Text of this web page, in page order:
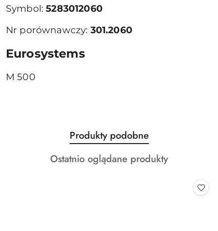
Symbol:5283012060
Nr porównawczy: 301.2060
Eurosystems
M 500
Pomiń karuzelę produktów
Produkty
o
statusie:
Produkty podobne
Produkty
Ostatnio oglądane produkty